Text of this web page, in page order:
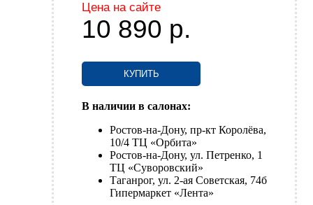
Цена на сайте
10 890 р.
КУПИТЬ
В наличии в салонах:
Ростов-на-Дону, пр-кт Королёва,
10/4 ТЦ «Орбита»
Ростов-на-Дону, ул. Петренко, 1
ТЦ «Суворовский»
Таганрог, ул. 2-ая Советская, 74б
Гипермаркет «Лента»